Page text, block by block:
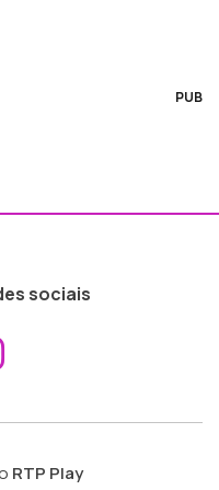
PUB
sociais
ao
RTP Play